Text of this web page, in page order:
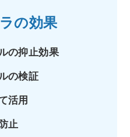
の効果
の抑止効果
の検証
活用
止